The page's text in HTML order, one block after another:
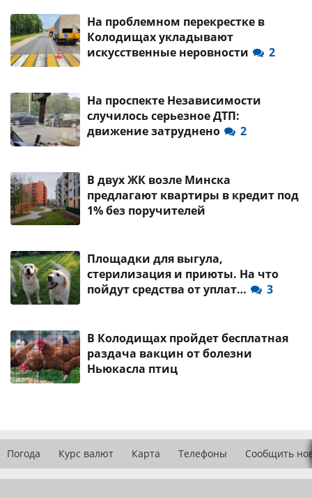
На проблемном перекрестке в
Колодищах укладывают
искусственные неровности
2
На проспекте Независимости
случилось серьезное ДТП:
движение затруднено
2
В двух ЖК возле Минска
предлагают квартиры в кредит под
1% без поручителей
Площадки для выгула,
стерилизация и приюты. На что
пойдут средства от уплат…
3
В Колодищах пройдет бесплатная
раздача вакцин от болезни
Ньюкасла птиц
Погода Курс валют Карта Телефоны Сообщить